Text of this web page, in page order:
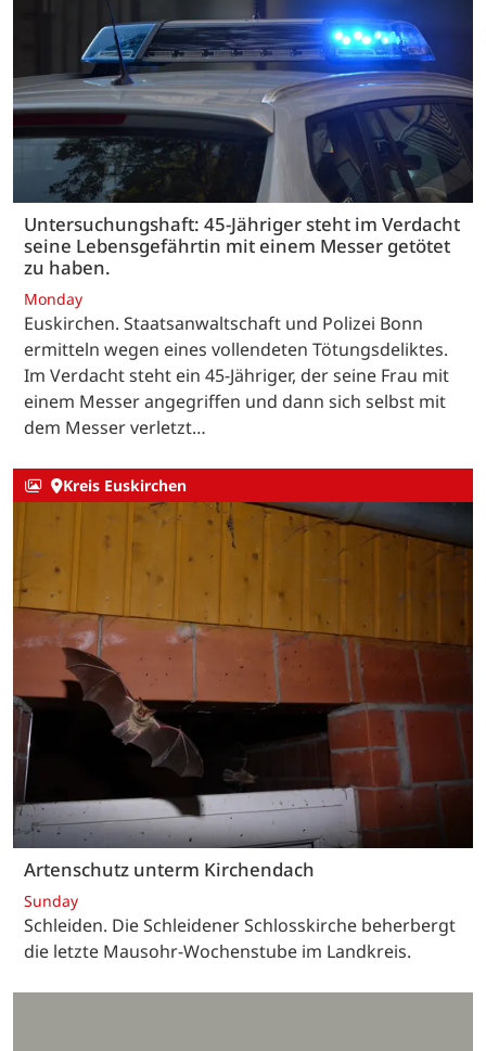
Untersuchungshaft: 45-Jähriger steht im Verdacht
seine Lebensgefährtin mit einem Messer getötet
zu haben.
Monday
Euskirchen. Staatsanwaltschaft und Polizei Bonn
ermitteln wegen eines vollendeten Tötungsdeliktes.
Im Verdacht steht ein 45-Jähriger, der seine Frau mit
einem Messer angegriffen und dann sich selbst mit
dem Messer verletzt…
Kreis Euskirchen
Artenschutz unterm Kirchendach
Sunday
Schleiden. Die Schleidener Schlosskirche beherbergt
die letzte Mausohr-Wochenstube im Landkreis.